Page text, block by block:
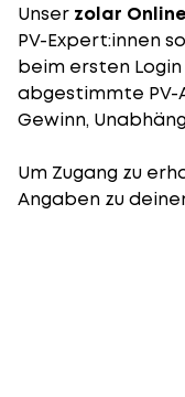
Unser zolar
PV-Expert:innen
beim ersten
abgestimmte PV-
Gewinn,
Um Zugang zu
Angaben zu